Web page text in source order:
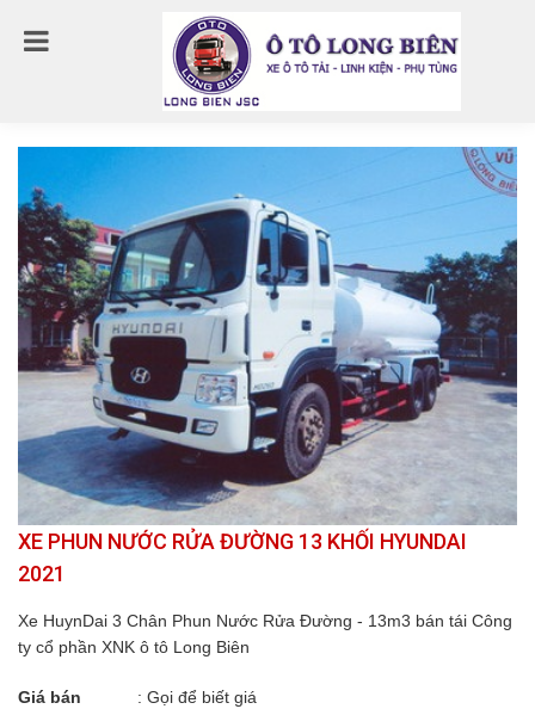
XE PHUN NƯỚC RỬA ĐƯỜNG 13 KHỐI HYUNDAI
2021
Xe HuynDai 3 Chân Phun Nước Rửa Đường - 13m3 bán tái Công
ty cổ phần XNK ô tô Long Biên
Giá bán : Gọi để biết giá